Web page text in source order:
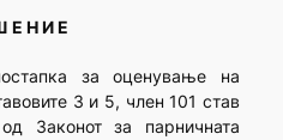
Е Н И Е
за оценување на
3 и 5, член 101 став
Законот за парничната